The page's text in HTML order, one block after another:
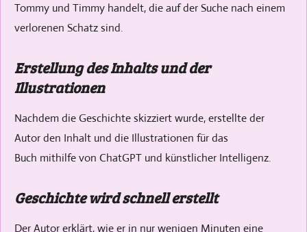
Tommy und Timmy handelt, die auf der Suche nach einem
verlorenen Schatz sind.
Erstellung des Inhalts und der
Illustrationen
Nachdem die Geschichte skizziert wurde, erstellte der
Autor den Inhalt und die Illustrationen für das
Buch mithilfe von ChatGPT und künstlicher Intelligenz.
Geschichte wird schnell erstellt
Der Autor erklärt, wie er in nur wenigen Minuten eine